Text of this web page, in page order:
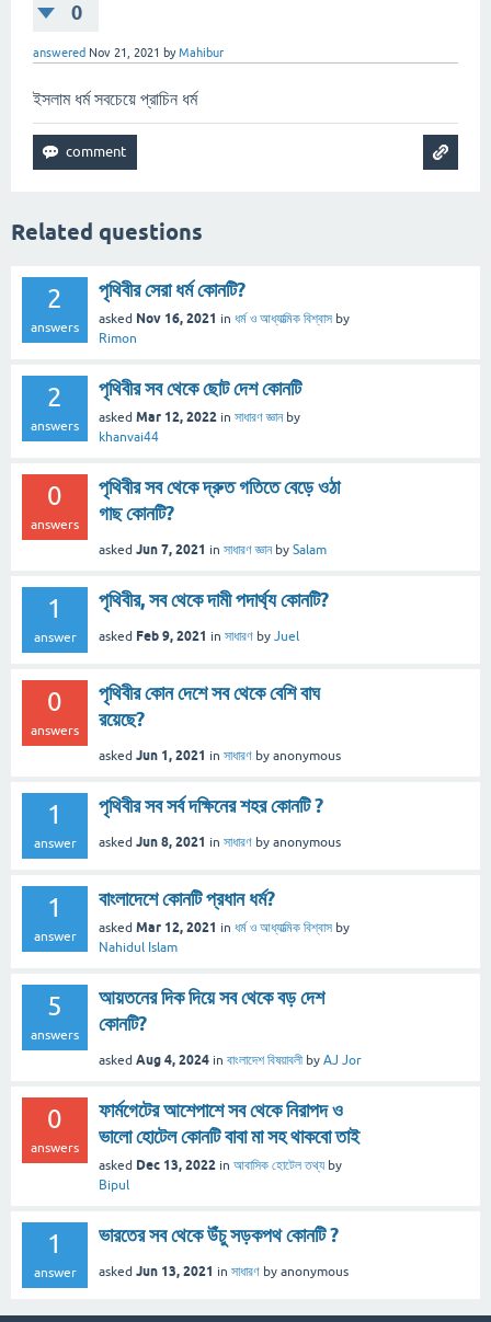
0
answered Nov 21, 2021 byMahibur
ইসলাম ধর্ম সবচেয়ে প্রাচিন ধর্ম
Related questions
2
answers
পৃথিবীর সেরা ধর্ম কোনটি?
asked Nov 16, 2021 in ধর্ম ও আধ্যাত্মিক বিশ্বাস by
Rimon
2
answers
পৃথিবীর সব থেকে ছোট দেশ কোনটি
asked Mar 12, 2022 in সাধারণ জ্ঞান by
khanvai44
0
answers
পৃথিবীর সব থেকে দ্রুত গতিতে বেড়ে ওঠা
গাছ কোনটি?
asked Jun 7, 2021 in সাধারণ জ্ঞান by Salam
1
answer
পৃথিবীর, সব থেকে দামী পদার্থ্য কোনটি?
asked Feb 9, 2021 in সাধারণ by Juel
0
answers
পৃথিবীর কোন দেশে সব থেকে বেশি বাঘ
রয়েছে?
asked Jun 1, 2021 in সাধারণ by anonymous
1
answer
পৃথিবীর সব সর্ব দক্ষিনের শহর কোনটি ?
asked Jun 8, 2021 in সাধারণ by anonymous
1
answer
বাংলাদেশে কোনটি প্রধান ধর্ম?
asked Mar 12, 2021 in ধর্ম ও আধ্যাত্মিক বিশ্বাস by
Nahidul Islam
5
answers
আয়তনের দিক দিয়ে সব থেকে বড় দেশ
কোনটি?
asked Aug 4, 2024 in বাংলাদেশ বিষয়াবলী by AJ Jor
0
answers
ফার্মগেটের আশেপাশে সব থেকে নিরাপদ ও
ভালো হোটেল কোনটি বাবা মা সহ থাকবো তাই
asked Dec 13, 2022 in আবাসিক হোটেল তথ্য by
Bipul
1
answer
ভারতের সব থেকে উঁচু সড়কপথ কোনটি ?
asked Jun 13, 2021 in সাধারণ by anonymous